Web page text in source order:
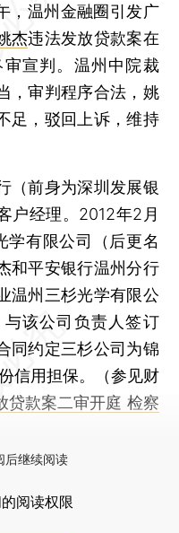
，温州金融圈引发广
杰违法发放贷款案在
宣判。温州中院裁
，审判程序合法，姚
足，驳回上诉，维持
前身为深圳发展银
户经理。2012年2月
学有限公司（后更名
和平安银行温州分行
温州三杉光学有限公
该公司负责人签订
同约定三杉公司为锦
信用担保。（参见财
贷款案二审开庭 检察
后继续阅读
阅读权限